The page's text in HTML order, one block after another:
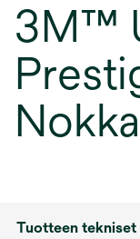
3M™
Tuotteen